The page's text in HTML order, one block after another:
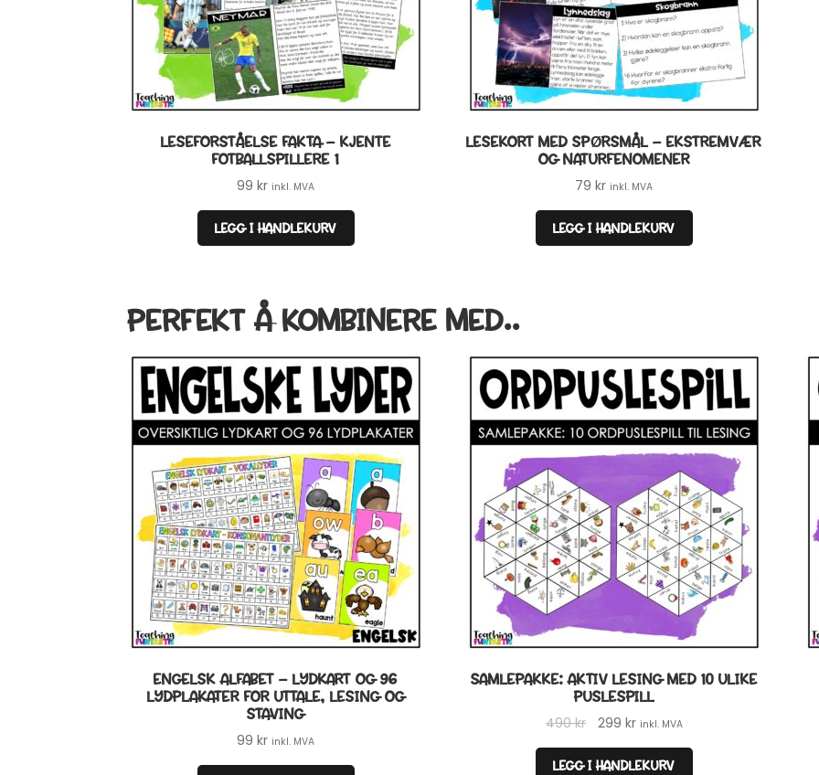
LESEFORSTÅELSE FAKTA – KJENTE
FOTBALLSPILLERE 1
99kr inkl. MVA
LEGG I HANDLEKURV
LESEKORT MED SPØRSMÅL – EKSTREMVÆR
OG NATURFENOMENER
79kr inkl. MVA
LEGG I HANDLEKURV
PERFEKT Å KOMBINERE MED..
ENGELSK ALFABET – LYDKART OG 96
LYDPLAKATER FOR UTTALE, LESING OG
STAVING
99kr inkl. MVA
SAMLEPAKKE: AKTIV LESING MED 10 ULIKE
PUSLESPILL
490kr
Opprinnelig
var:
299 krNåværende
er:
inkl. MVA
LEGG I HANDLEKURV